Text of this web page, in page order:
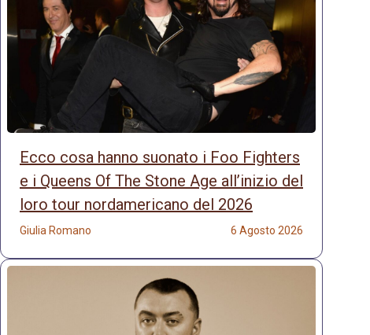
Ecco cosa hanno suonato i Foo Fighters
e i Queens Of The Stone Age all’inizio del
loro tour nordamericano del 2026
Giulia Romano 6 Agosto 2026